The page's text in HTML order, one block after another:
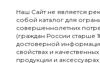
Наш Сайт не является
собой каталог для
совершеннолетних
(граждан России старше
достоверной
свойствах и
продукции и аксессуарах